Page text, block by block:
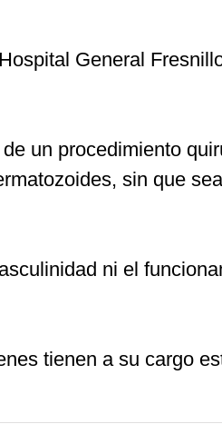
General
un procedimiento
sin que
ni el
tienen a su cargo